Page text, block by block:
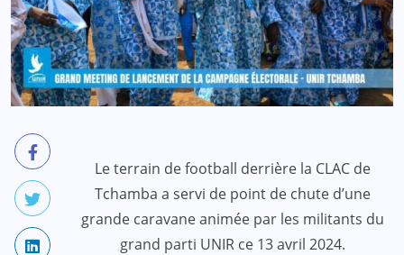
Le terrain de football derrière la CLAC de
Tchamba a servi de point de chute d’une
grande caravane animée par les militants du
grand parti UNIR ce 13 avril 2024.